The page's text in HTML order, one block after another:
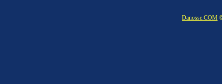
Danosse.COM